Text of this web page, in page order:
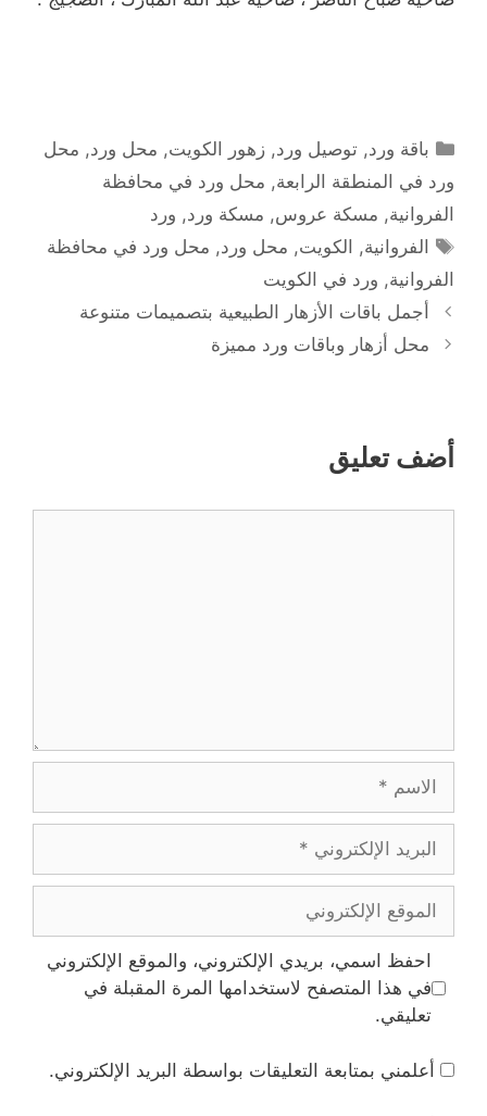
التصنيفات
باقة ورد,توصيل ورد,زهور الكويت, محل ورد, محل
ورد في المنطقة الرابعة, محل ورد في محافظة
الفروانية, مسكة عروس, مسكة ورد, ورد
الوسوم
الفروانية, الكويت, محل ورد, محل ورد في محافظة
الفروانية, ورد في الكويت
أجمل باقات الأزهار الطبيعية بتصميمات متنوعة
محل أزهار وباقات ورد مميزة
أضف تعليق
الاسم
البريد
الإلكتروني
الموقع
الإلكتروني
احفظ اسمي، بريدي الإلكتروني، والموقع الإلكتروني
في هذا المتصفح لاستخدامها المرة المقبلة في
تعليقي.
أعلمني بمتابعة التعليقات بواسطة البريد الإلكتروني.